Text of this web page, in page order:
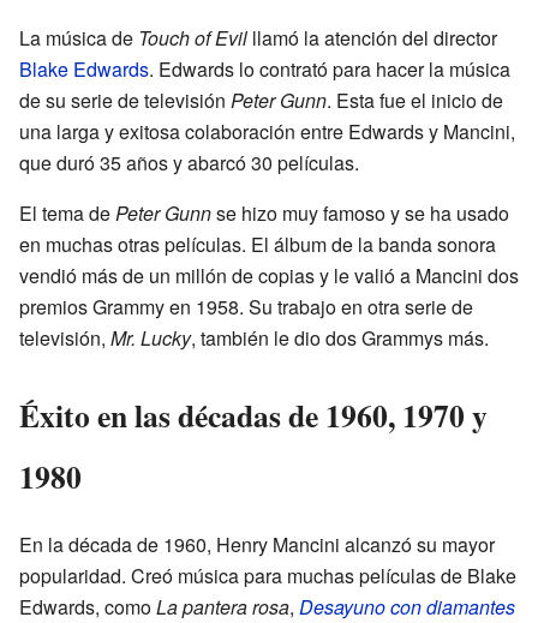
La música de Touch of Evil llamó la atención del director
Blake Edwards. Edwards lo contrató para hacer la música
de su serie de televisión Peter Gunn. Esta fue el inicio de
una larga y exitosa colaboración entre Edwards y Mancini,
que duró 35 años y abarcó 30 películas.
El tema dePeter Gunnse hizo muy famoso y se ha usado
en muchas otras películas. El álbum de la banda sonora
vendió más de un millón de copias y le valió a Mancini dos
premios Grammy en 1958. Su trabajo en otra serie de
televisión, Mr. Lucky, también le dio dos Grammys más.
Éxito en las décadas de 1960, 1970 y
1980
En la década de 1960, Henry Mancini alcanzó su mayor
popularidad. Creó música para muchas películas de Blake
Edwards, comoLa pantera rosa, Desayuno con diamantes